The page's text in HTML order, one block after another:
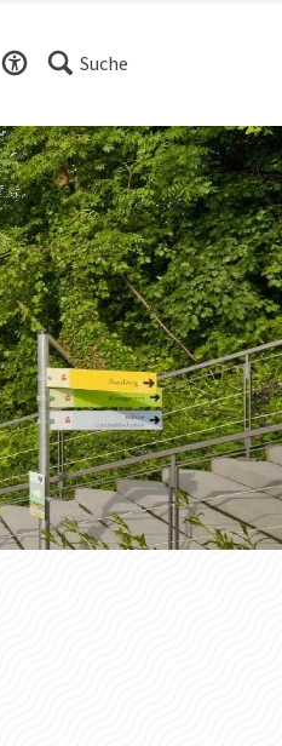
Suche